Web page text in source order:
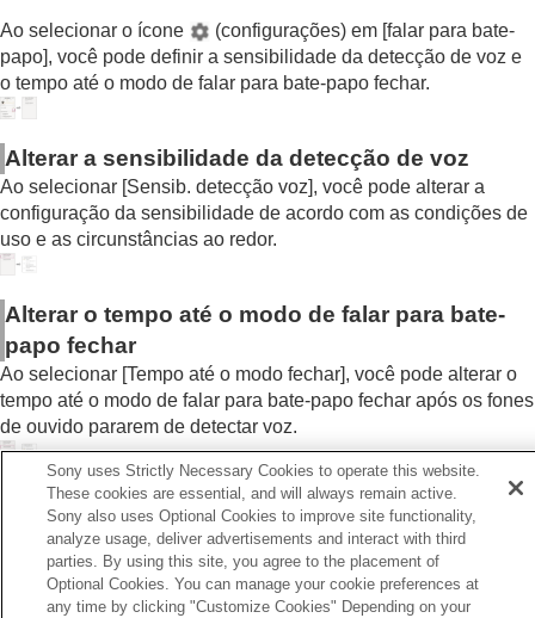
Configuração do efeito surround (Surround
(VPT))
Configuração da qualidade do som usando o
(Encontre seu Equalizador)
Configuração do nível de graves ( CLEAR
BASS)
Configuração da função de cancelamento de
Otimizar o som espacial combinando com o
Rastreamento de cabeça Android (
espacial e rastr. de cabeça )
Alterar a configuração de prioridade da
conexão
BLUETOOTH
Modo de qualidade
Alterar a configuração de prioridade da
conexão BLUETOOTH(Qualidade da
conexão Bluetooth)
Configuração doDSEE Extreme
(Compensação de longo alcance)
Configuração doDSEE HX(Compensação de
Ao selecionar o ícone (configurações) em [falar para bate-
papo], você pode definir a sensibilidade da detecção de voz e
o tempo até o modo de falar para bate-papo fechar.
Alterar a sensibilidade da detecção de voz
Ao selecionar [Sensib. detecção voz], você pode alterar a
configuração da sensibilidade de acordo com as condições de
uso e as circunstâncias ao redor.
Alterar o tempo até o modo de falar para bate-
papo fechar
Ao selecionar [Tempo até o modo fechar], você pode alterar o
tempo até o modo de falar para bate-papo fechar após os fones
de ouvido pararem de detectar voz.
Anterior
da função de cancelamento de ruído e modo de som
Sony uses Strictly Necessary Cookies to operate this website.
These cookies are essential, and will always remain active.
Sony also uses Optional Cookies to improve site functionality,
analyze usage, deliver advertisements and interact with third
parties. By using this site, you agree to the placement of
Optional Cookies. You can manage your cookie preferences at
any time by clicking "Customize Cookies" Depending on your